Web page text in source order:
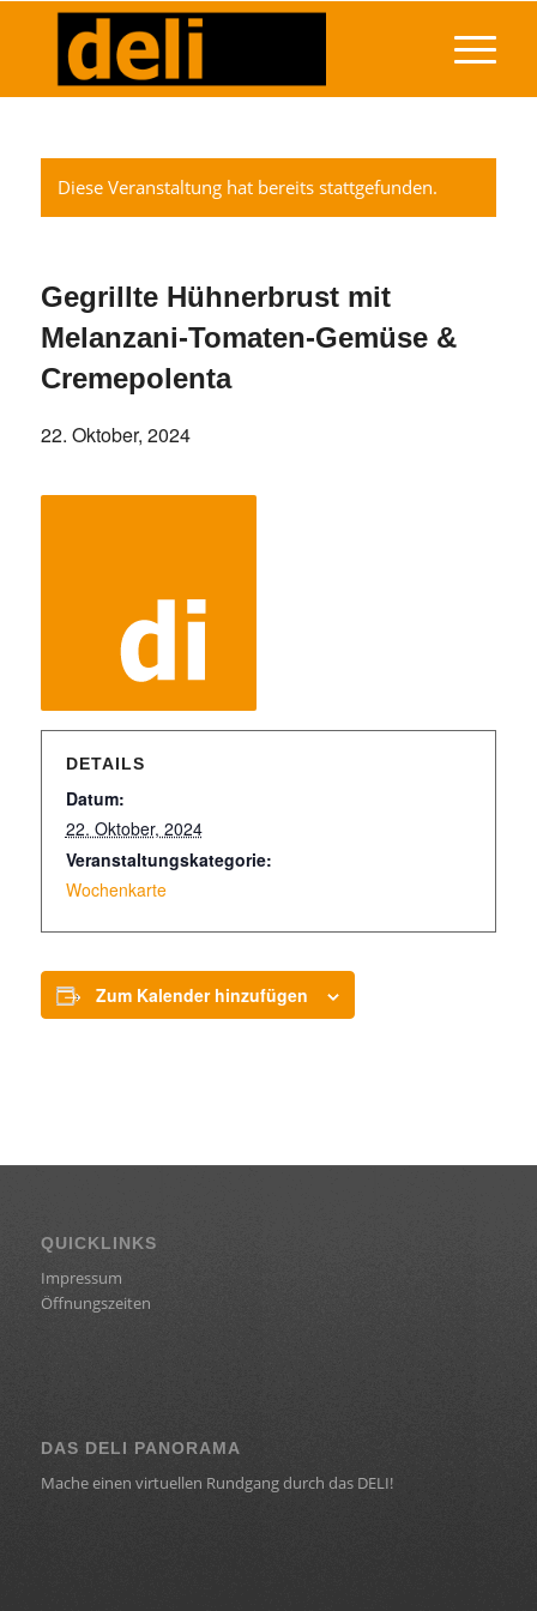
Diese Veranstaltung hat bereits stattgefunden.
Gegrillte Hühnerbrust mit
Melanzani-Tomaten-Gemüse &
Cremepolenta
22. Oktober, 2024
DETAILS
Datum:
22. Oktober, 2024
Veranstaltungskategorie:
Wochenkarte
Zum Kalender hinzufügen
QUICKLINKS
Impressum
Öffnungszeiten
DAS DELI PANORAMA
Mache einen virtuellen Rundgang durch das DELI!